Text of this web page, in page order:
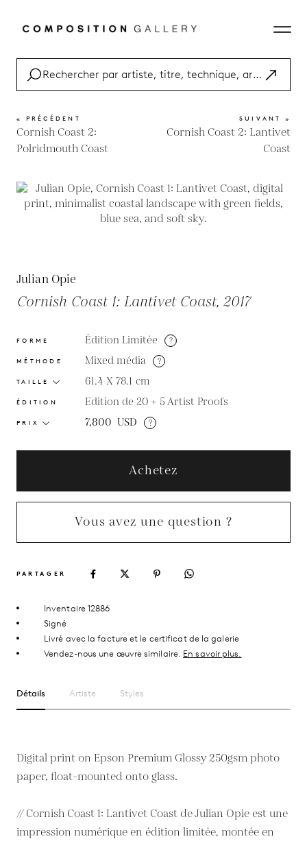
« PRÉCÉDENT
Cornish Coast 2:
Polridmouth Coast
SUIVANT »
Cornish Coast 2: Lantivet
Coast
Julian Opie
Cornish Coast 1: Lantivet Coast, 2017
FORME Édition Limitée ?
MÉTHODE Mixed média ?
TAILLE 61.4 X 78.1 cm
ÉDITION Edition de 20 + 5 Artist Proofs
PRIX 7,800 USD ?
Achetez
Vous avez une question ?
PARTAGER
Inventaire 12886
Signé
Livré avec la facture et le certificat de la galerie
Vendez-nous une œuvre similaire. En savoir plus.
Détails Artiste Styles
Digital print on Epson Premium Glossy 250gsm photo
paper, float-mounted onto glass.
// Cornish Coast 1: Lantivet Coast de Julian Opie est une
impression numérique en édition limitée, montée en